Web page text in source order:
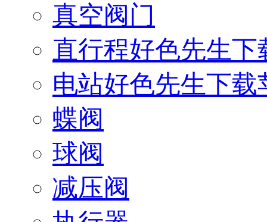
真空阀门
直行程好色先生
电站好色先生下
蝶阀
球阀
减压阀